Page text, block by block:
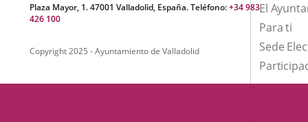
Plaza Mayor, 1. 47001 Valladolid, España. Teléfono:+34 983
426 100
Copyright 2025 - Ayuntamiento de Valladolid
El
Para ti
Sede